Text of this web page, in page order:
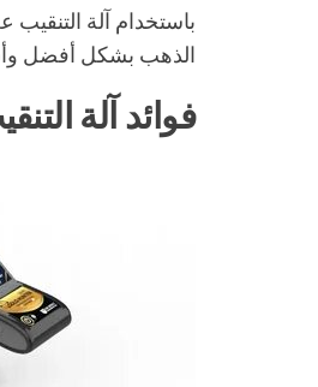
باستخدام آلة
الذهب بشكل أفضل
فوائد آلة